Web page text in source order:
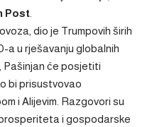
Post
dio je Trumpovih širih
a u rješavanju globalnih
Pašinjan će posjetiti
bi prisustvovao
i Alijevim. Razgovori su
i gospodarske